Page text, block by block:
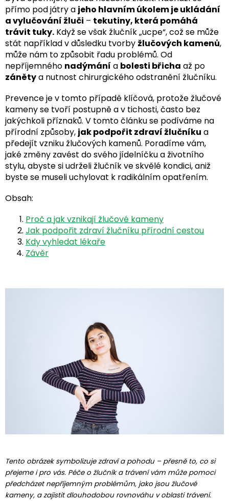
přímo pod játry a jeho hlavním úkolem je ukládání
a vylučování žluči – tekutiny, která pomáhá
trávit tuky. Když se však žlučník „ucpe“, což se může
stát například v důsledku tvorby žlučových kamenů,
může nám to způsobit řadu problémů. Od
nepříjemného nadýmání a bolesti břicha až po
zánětya nutnost chirurgického odstranění žlučníku.
Prevence je v tomto případě klíčová, protože žlučové
kameny se tvoří postupně a v tichosti, často bez
jakýchkoli příznaků. V tomto článku se podíváme na
přírodní způsoby, jak podpořit zdraví žlučníku a
předejít vzniku žlučových kamenů. Poradíme vám,
jaké změny zavést do svého jídelníčku a životního
stylu, abyste si udrželi žlučník ve skvělé kondici, aniž
byste se museli uchylovat k radikálním opatřením.
Obsah:
Proč a jak vznikají žlučové kameny
Jak podpořit zdraví žlučníku přírodní cestou
Kdy vyhledat lékaře
Závěr
Tento obrázek symbolizuje zdraví a pohodu – přesně to, co si
přejeme i pro vás. Péče o žlučník a trávení vám může pomoci
předcházet nepříjemným problémům, jako jsou žlučové
kameny, a zajistit dlouhodobou rovnováhu v oblasti trávení.